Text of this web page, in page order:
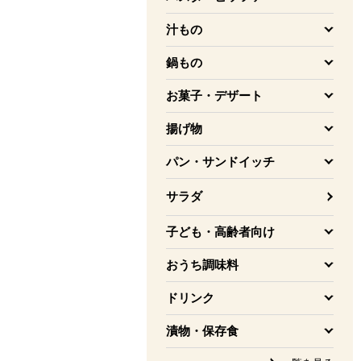
を開く
汁もの
を開く
鍋もの
を開く
お菓子・デザート
を開く
揚げ物
を開く
パン・サンドイッチ
を開く
サラダ
子ども・高齢者向け
を開く
おうち調味料
を開く
ドリンク
を開く
漬物・保存食
を開く